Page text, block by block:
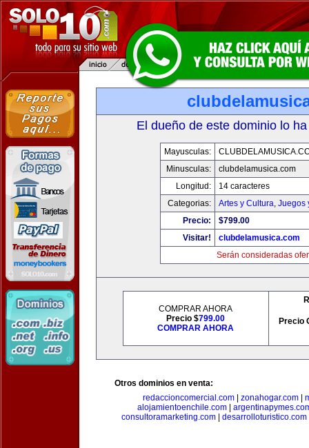
El dueño de este dominio lo
Mayusculas:
Minusculas:
clubdelamusica.com
Longitud:
14 caracteres
Categorias:
Artes y Cultura, Juegos
Precio:
$799.00
Visitar!
clubdelamusica.com
Serán consideradas
COMPRAR AHORA
Precio $799.00
COMPRAR AHORA
Precio
Otros dominios en venta:
redaccioncomercial.com
zonahogar.com
alojamientoenchile.com
consultoramarketing.com
desarrolloturistico.com